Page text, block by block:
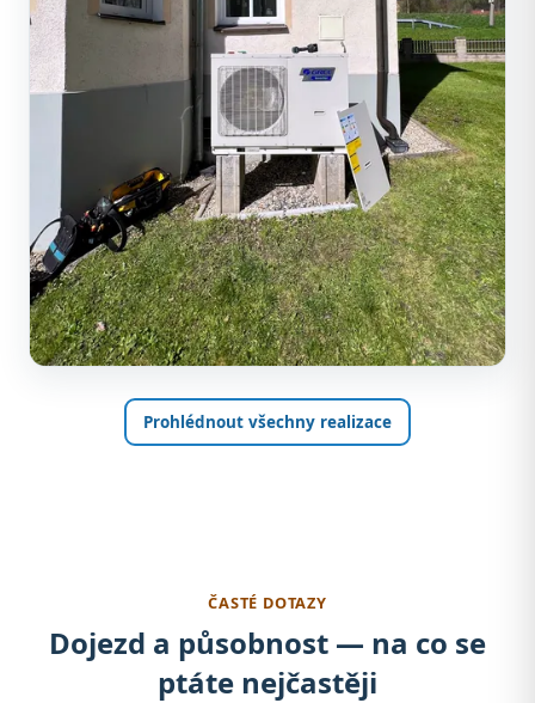
Prohlédnout všechny realizace
ČASTÉ DOTAZY
Dojezd a působnost — na co se
ptáte nejčastěji